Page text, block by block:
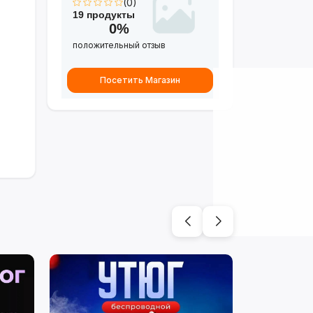
(0)
19 продукты
0%
положительный отзыв
Посетить Магазин